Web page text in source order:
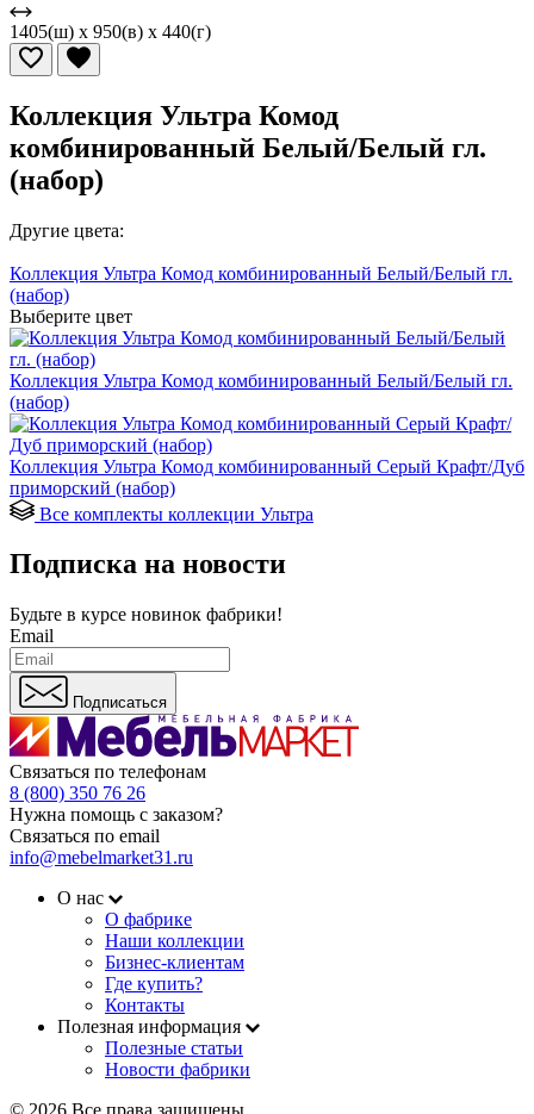
1405(ш) x 950(в) x 440(г)
Коллекция Ультра Комод
комбинированный Белый/Белый гл.
(набор)
Другие цвета:
Коллекция Ультра Комод комбинированный Белый/Белый гл.
(набор)
Выберите цвет
Коллекция Ультра Комод комбинированный Белый/Белый гл.
(набор)
Коллекция Ультра Комод комбинированный Серый Крафт/Дуб
приморский (набор)
Все комплекты коллекции Ультра
Подписка на новости
Будьте в курсе новинок фабрики!
Email
Подписаться
Связаться по телефонам
8 (800) 350 76 26
Нужна помощь с заказом?
Связаться по email
info@mebelmarket31.ru
О нас
О фабрике
Наши коллекции
Бизнес-клиентам
Где купить?
Контакты
Полезная информация
Полезные статьи
Новости фабрики